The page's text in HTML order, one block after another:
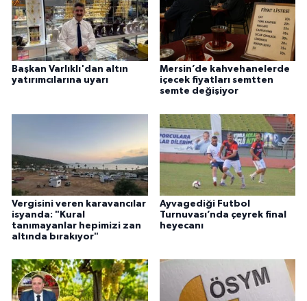
Başkan Varlıklı'dan altın
yatırımcılarına uyarı
Mersin’de kahvehanelerde
içecek fiyatları semtten
semte değişiyor
Vergisini veren karavancılar
isyanda: "Kural
tanımayanlar hepimizi zan
altında bırakıyor"
Ayvagediği Futbol
Turnuvası’nda çeyrek final
heyecanı